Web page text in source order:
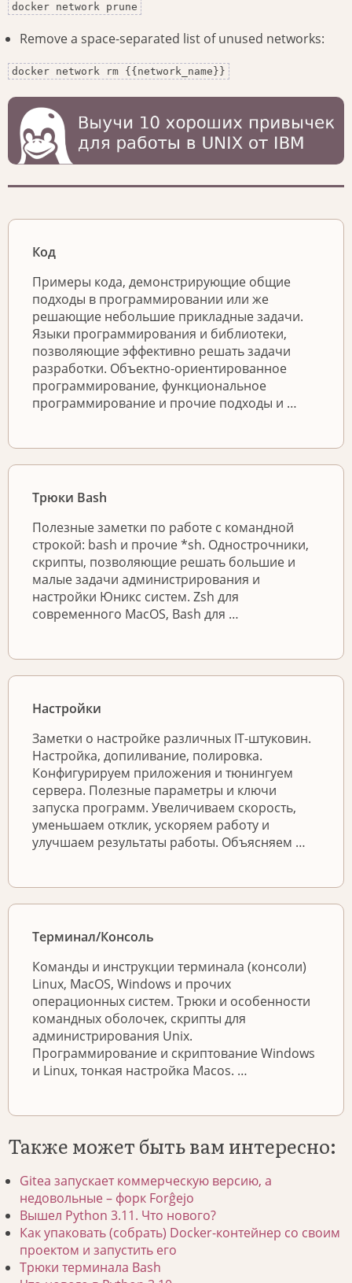
docker network prune
Remove a space-separated list of unused networks:
docker network rm {{network_name}}
Код
Примеры кода, демонстрирующие общие
подходы в программировании или же
решающие небольшие прикладные задачи.
Языки программирования и библиотеки,
позволяющие эффективно решать задачи
разработки. Объектно-ориентированное
программирование, функциональное
программирование и прочие подходы и …
Трюки Bash
Полезные заметки по работе с командной
строкой: bash и прочие *sh. Однострочники,
скрипты, позволяющие решать большие и
малые задачи администрирования и
настройки Юникс систем. Zsh для
современного MacOS, Bash для …
Настройки
Заметки о настройке различных IT-штуковин.
Настройка, допиливание, полировка.
Конфигурируем приложения и тюнингуем
сервера. Полезные параметры и ключи
запуска программ. Увеличиваем скорость,
уменьшаем отклик, ускоряем работу и
улучшаем результаты работы. Объясняем …
Терминал/Консоль
Команды и инструкции терминала (консоли)
Linux, MacOS, Windows и прочих
операционных систем. Трюки и особенности
командных оболочек, скрипты для
администрирования Unix.
Программирование и скриптование Windows
и Linux, тонкая настройка Macos. …
Также может быть вам интересно:
Gitea запускает коммерческую версию, а
недовольные – форк Forĝejo
Вышел Python 3.11. Что нового?
Как упаковать (собрать) Docker-контейнер со своим
проектом и запустить его
Трюки терминала Bash